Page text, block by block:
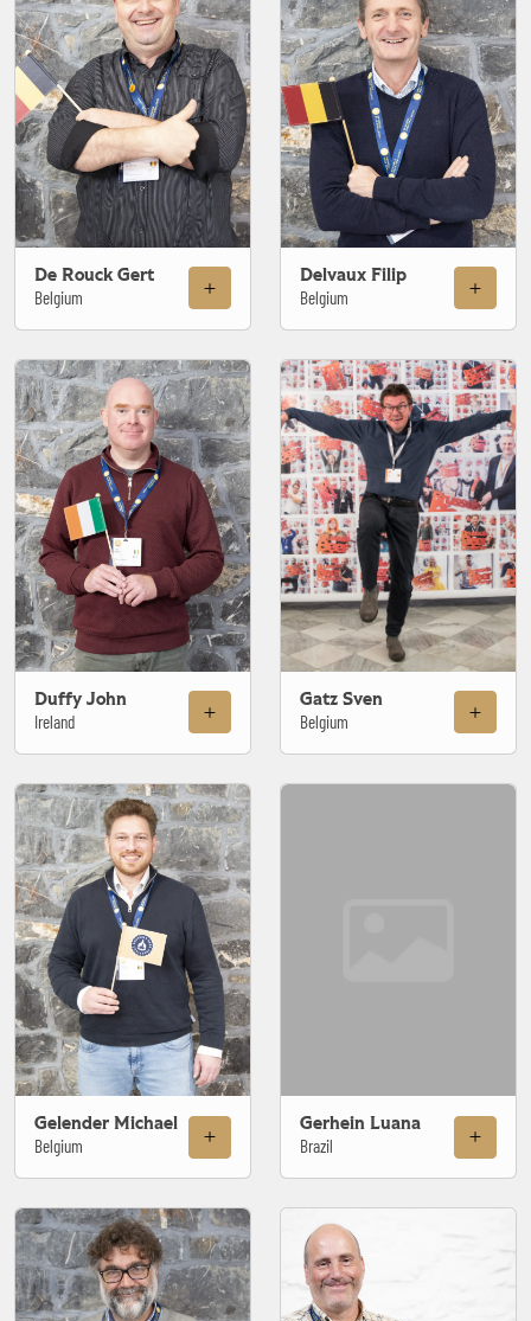
De Rouck Gert
Belgium
Delvaux Filip
Belgium
Duffy John
Ireland
Gatz Sven
Belgium
Gelender Michael
Belgium
Gerhein Luana
Brazil